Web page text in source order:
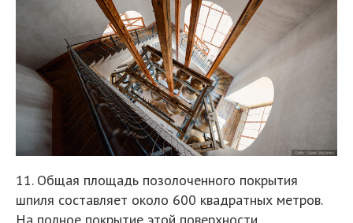
11. Общая площадь позолоченного покрытия
шпиля составляет около 600 квадратных метров.